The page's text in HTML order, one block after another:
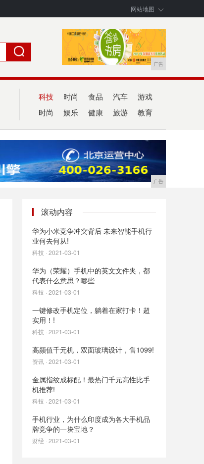
网站地图
广告
科技 时尚 食品 汽车 游戏
时尚 娱乐 健康 旅游 教育
广告
滚动内容
华为小米竞争冲突背后 未来智能手机行
业何去何从!
科技 · 2021-03-01
华为（荣耀）手机中的英文文件夹，都
代表什么意思？哪些
科技 · 2021-03-01
一键修改手机定位，躺着在家打卡！超
实用！!
科技 · 2021-03-01
高颜值千元机，双面玻璃设计，售1099!
资讯 · 2021-03-01
金属指纹成标配！最热门千元高性比手
机推荐!
科技 · 2021-03-01
手机行业，为什么印度成为各大手机品
牌竞争的一块宝地？
财经 · 2021-03-01